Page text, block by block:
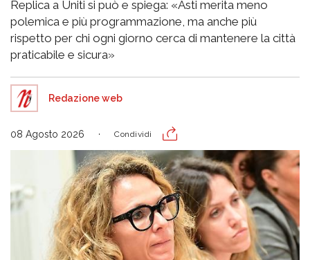
Replica a Uniti si può e spiega: «Asti merita meno
polemica e più programmazione, ma anche più
rispetto per chi ogni giorno cerca di mantenere la città
praticabile e sicura»
Redazione web
08 Agosto 2026 Condividi